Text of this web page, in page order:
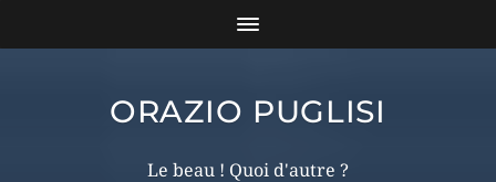
ORAZIO PUGLISI
Le beau ! Quoi d'autre ?